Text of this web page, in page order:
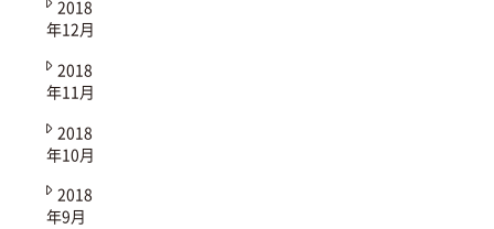
2018
年12月
2018
年11月
2018
年10月
2018
年9月